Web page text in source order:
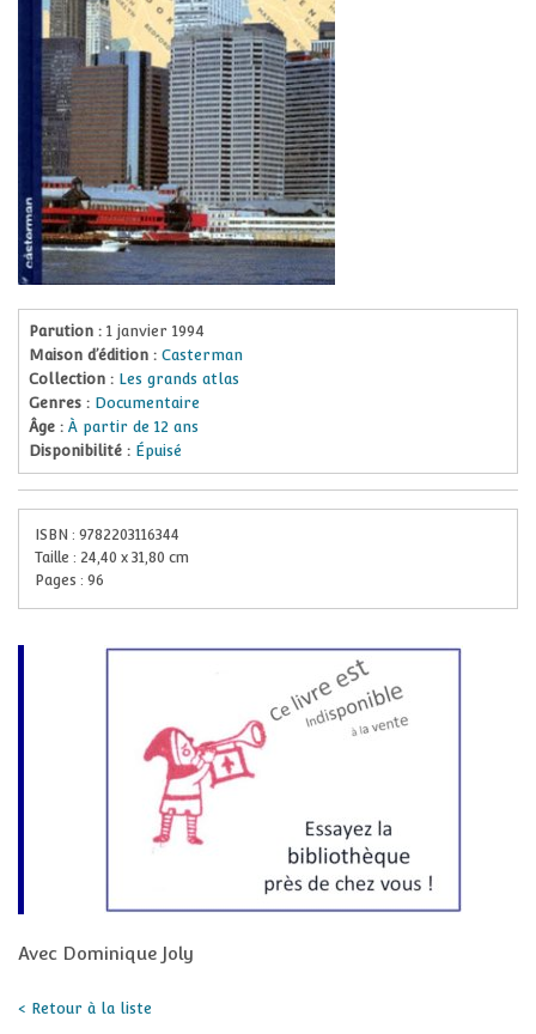
Parution : 1 janvier 1994
Maison d’édition : Casterman
Collection : Les grands atlas
Genres : Documentaire
Âge :À partir de 12 ans
Disponibilité : Épuisé
ISBN : 9782203116344
Taille : 24,40 x 31,80 cm
Pages : 96
Avec Dominique Joly
< Retour à la liste